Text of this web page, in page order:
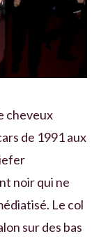
cheveux
de 1991 aux
noir qui ne
Le col
sur des bas